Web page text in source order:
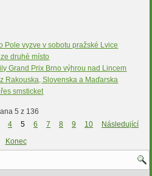
Pole vyzve v sobotu pražské Lvice
druhé místo
Grand Prix Brno výhrou nad Lincem
Rakouska, Slovenska a Maďarska
smsticket
5 z 136
4 5 6 7 8 9 10
Následující
Konec